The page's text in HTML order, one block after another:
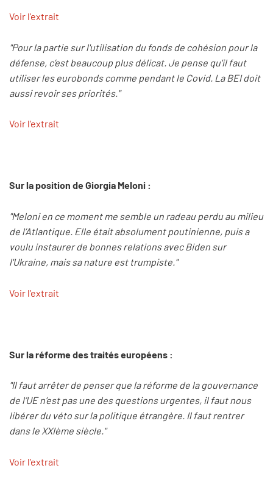
Voir l'extrait
"Pour la partie sur l'utilisation du fonds de cohésion pour la
défense, c’est beaucoup plus délicat. Je pense qu'il faut
utiliser les eurobonds comme pendant le Covid. La BEI doit
aussi revoir ses priorités."
Voir l'extrait
Sur la position de Giorgia Meloni :
"Meloni en ce moment me semble un radeau perdu au milieu
de l’Atlantique. Elle était absolument poutinienne, puis a
voulu instaurer de bonnes relations avec Biden sur
l'Ukraine, mais sa nature est trumpiste."
Voir l'extrait
Sur la réforme des traités européens :
"Il faut arrêter de penser que la réforme de la gouvernance
de l’UE n’est pas une des questions urgentes, il faut nous
libérer du véto sur la politique étrangère. Il faut rentrer
dans le XXIème siècle."
Voir l'extrait